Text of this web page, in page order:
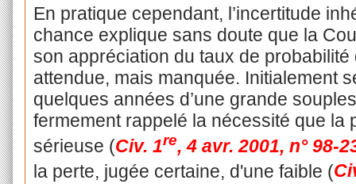
En pratique cependant, l’incertitude
chance explique sans doute que la
son appréciation du taux de
attendue, mais manquée. Initialement
quelques années d’une grande
fermement rappelé la nécessité que la
sérieuse (Civ. 1re, 4 avr. 2001, n° 98-
la perte, jugée certaine, d'une faible (